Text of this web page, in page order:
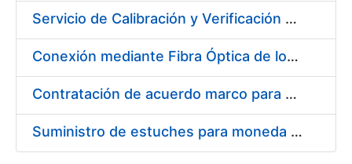
Servicio de Calibración y Verificación Externa de los Equipos de Medición del Servicio de Prevención de la FNMT-RCM
Conexión mediante Fibra Óptica de los Centros de Proceso de Datos (CPDs) de las sedes de la FNMT-RCM de Burgos y Madrid
Contratación de acuerdo marco para el Suministro de Material de Electricidad para la Fábrica Nacional de Moneda y Timbre-Real Casa de la Moneda en su centro de trabajo de Burgos
Suministro de estuches para moneda de 30 €